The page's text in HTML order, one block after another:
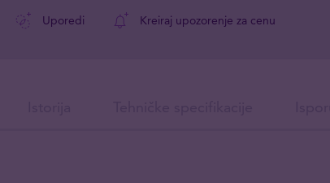
Uporedi
Kreiraj upozorenje za cenu